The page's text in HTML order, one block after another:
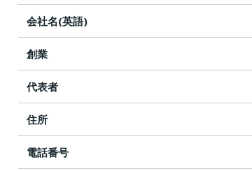
会社名(英語)
創業
代表者
住所
電話番号